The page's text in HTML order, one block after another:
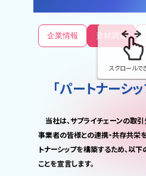
企業情報 資材調達
スクロールで
「パートナーシ
当社は、サプライチェーンの取
事業者の皆様との連携・共存共栄
トナーシップを構築するため、以
ことを宣言します。